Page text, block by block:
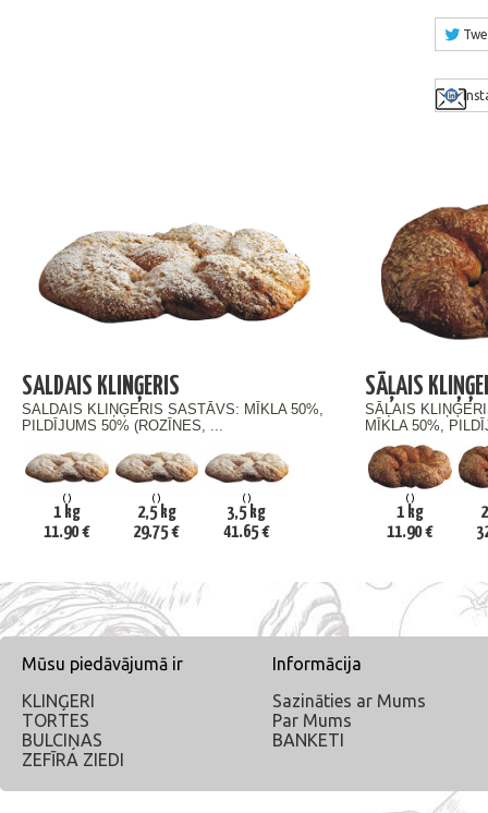
SALDAIS KLINĢERIS
SALDAIS KLIŅĢERIS SASTĀVS: MĪKLA 50%,
PILDĪJUMS 50% (ROZĪNES, ...
()
1 kg
11.90 €
()
2,5 kg
29.75 €
()
3,5 kg
41.65 €
SĀĻAIS
SĀĻAIS
MĪKLA 50%,
()
1 kg
11.90 €
Mūsu piedāvājumā ir
KLINĢERI
TORTES
BULCIŅAS
ZEFĪRA ZIEDI
Informācija
Sazināties ar Mums
Par Mums
BANKETI